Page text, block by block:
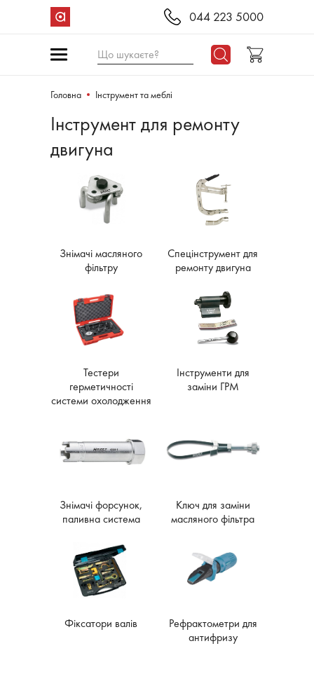
044 223 5000
Що шукаєте?
Головна Інструмент та меблі
Інструмент для ремонту
двигуна
Знімачі масляного
фільтру
Спецінструмент для
ремонту двигуна
Тестери
герметичності
системи охолодження
Інструменти для
заміни ГРМ
Знімачі форсунок,
паливна система
Ключ для заміни
масляного фільтра
Фіксатори валів
Рефрактометри для
антифризу